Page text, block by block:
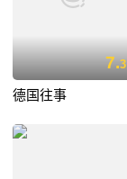
7.3
德国往事